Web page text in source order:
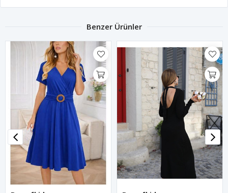
Benzer Ürünler